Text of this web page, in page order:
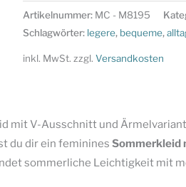
M8195
-
und
Ärmelvarianten
Menge
Artikelnummer: MC - M8195
Schlagwörter: legere, bequeme,
inkl. MwSt. zzgl. Versandkosten
mit V-Ausschnitt und
du dir ein feminines Sommerkleid
sommerliche Leichtigkeit mit